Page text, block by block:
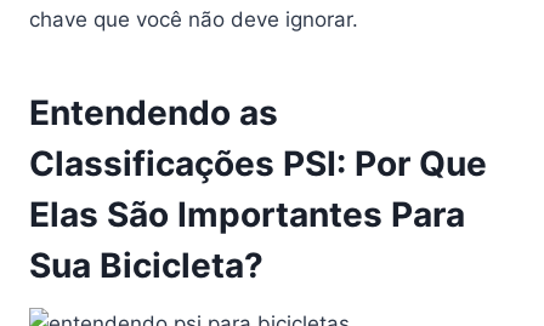
chave que você não deve ignorar.
Entendendo as
Classificações PSI: Por Que
Elas São Importantes Para
Sua Bicicleta?